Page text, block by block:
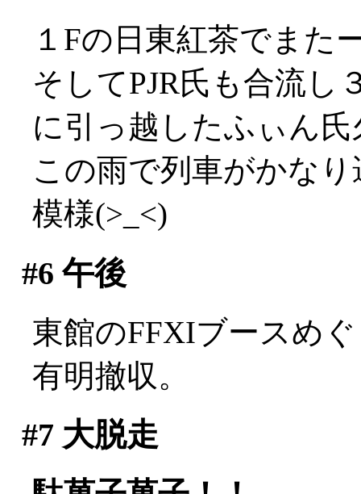
１Fの日東紅茶でまた
そしてPJR氏も合流し
に引っ越したふぃん
この雨で列車がかな
模様(>_<)
#6 午後
東館のFFXIブースめ
有明撤収。
#7 大脱走